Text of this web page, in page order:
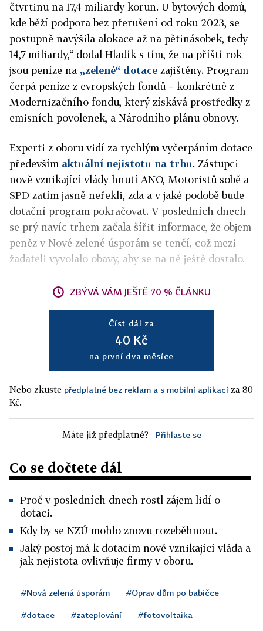
čtvrtinu na 17,4 miliardy korun. U bytových domů,
kde běží podpora bez přerušení od roku 2023, se
postupně navýšila alokace až na pětinásobek, tedy
14,7 miliardy,“ dodal Hladík s tím, že na příští rok
jsou peníze na „zelené“ dotace zajištěny. Program
čerpá peníze z evropských fondů – konkrétně z
Modernizačního fondu, který získává prostředky z
emisních povolenek, a Národního plánu obnovy.
Experti z oboru vidí za rychlým vyčerpáním dotace
především aktuální nejistotu na trhu. Zástupci
nově vznikající vlády hnutí ANO, Motoristů sobě a
SPD zatím jasně neřekli, zda a v jaké podobě bude
dotační program pokračovat. V posledních dnech
se prý navíc trhem začala šířit informace, že objem
peněz v Nové zelené úsporám se tenčí, což mezi
žadateli vyvolalo obavy, aby se na ně ještě dostalo.
ZBÝVÁ VÁM JEŠTĚ 70 % ČLÁNKU
Číst dál za
40 Kč
na první dva měsíce
Nebo zkuste předplatné bez reklam a s mobilní aplikací za 80
Kč.
Máte již předplatné? Přihlaste se
Co se dočtete dál
Proč v posledních dnech rostl zájem lidí o
dotaci.
Kdy by se NZÚ mohlo znovu rozeběhnout.
Jaký postoj má k dotacím nově vznikající vláda a
jak nejistota ovlivňuje firmy v oboru.
#Nová zelená úsporám #Oprav dům po babičce
#dotace #zateplování #fotovoltaika